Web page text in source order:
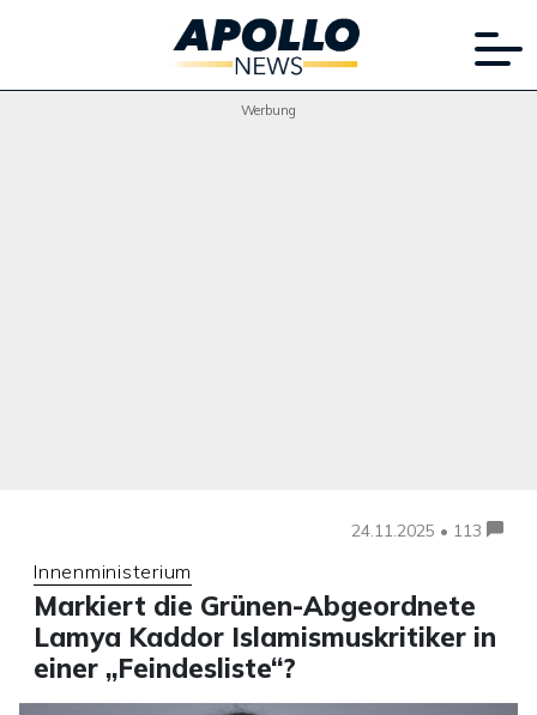
Werbung
24.11.2025 • 113
Innenministerium
Markiert die Grünen-Abgeordnete
Lamya Kaddor Islamismuskritiker in
einer „Feindesliste“?